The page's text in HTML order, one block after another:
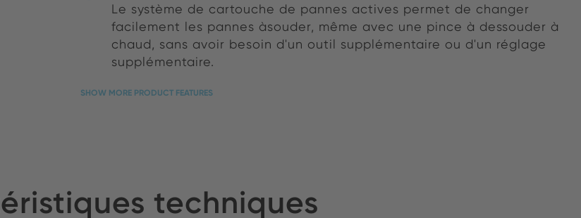
Le système de cartouche de pannes actives permet de changer
facilement les pannes àsouder, même avec une pince à dessouder à
chaud, sans avoir besoin d'un outil supplémentaire ou d'un réglage
supplémentaire.
SHOW MORE PRODUCT FEATURES
techniques